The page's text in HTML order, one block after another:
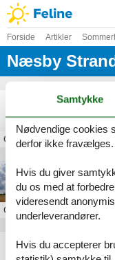
Forside Artikler
Næsby
Om Næsby Stranden
Om Næsby Stranden
Artikeltyper
Samtykke
Nødvendige cookies
derfor ikke fravælges.
Hvis du giver
du os med at
videresendt
underleverandører.
Hvis du accepterer